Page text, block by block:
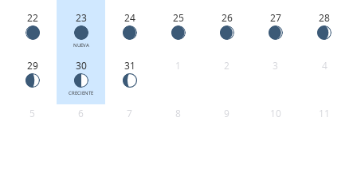
22 23
NUEVA
24 25 26 27 28
29 30
CRECIENTE
31 1 2 3 4
5 6 7 8 9 10 11